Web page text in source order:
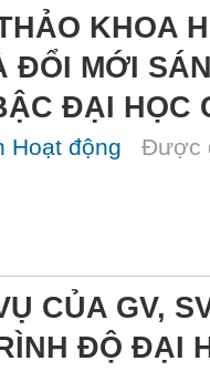
KHOA
ĐỔI MỚI
ĐẠI HỌC
Hoạt động Được
CỦA GV,
ĐỘ ĐẠI